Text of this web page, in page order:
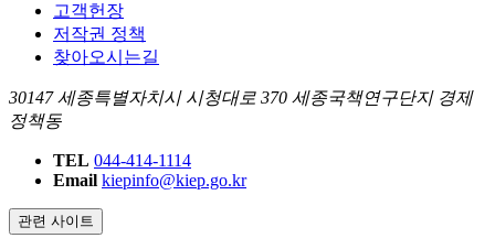
고객헌장
저작권 정책
찾아오시는길
30147 세종특별자치시 시청대로 370 세종국책연구단지 경제
정책동
TEL 044-414-1114
Email kiepinfo@kiep.go.kr
관련 사이트